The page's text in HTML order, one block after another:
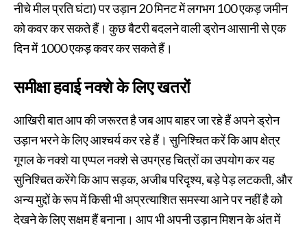
नीचे मील प्रति घंटा) पर उड़ान 20 मिनट में लगभग 100 एकड़ जमीन
को कवर कर सकते हैं। कुछ बैटरी बदलने वाली ड्रोन आसानी से एक
दिन में 1000 एकड़ कवर कर सकते हैं।
समीक्षा हवाई नक्शे के लिए खतरों
आखिरी बात आप की जरूरत है जब आप बाहर जा रहे हैं अपने ड्रोन
उड़ान भरने के लिए आश्चर्य कर रहे हैं। सुनिश्चित करें कि आप क्षेत्र
गूगल के नक्शे या एप्पल नक्शे से उपग्रह चित्रों का उपयोग कर यह
सुनिश्चित करेंगे कि आप सड़क, अजीब परिदृश्य, बड़े पेड़ लटकती, और
अन्य मुद्दों के रूप में किसी भी अप्रत्याशित समस्या आने पर नहीं है को
देखने के लिए सक्षम हैं बनाना। आप भी अपनी उड़ान मिशन के अंत में